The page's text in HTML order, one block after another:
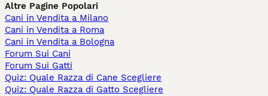
Altre Pagine Popolari
Cani in Vendita a Milano
Cani in Vendita a Roma
Cani in Vendita a Bologna
Forum Sui Cani
Forum Sui Gatti
Quiz: Quale Razza di Cane Scegliere
Quiz: Quale Razza di Gatto Scegliere